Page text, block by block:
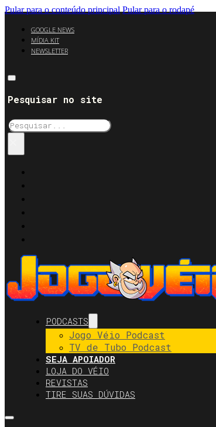
Pular para o conteúdo principal Pular para o rodapé
GOOGLE NEWS
MÍDIA KIT
NEWSLETTER
Pesquisar no site
Pesquisar
PODCASTS
Jogo Véio Podcast
TV de Tubo Podcast
SEJA APOIADOR
LOJA DO VÉIO
REVISTAS
TIRE SUAS DÚVIDAS